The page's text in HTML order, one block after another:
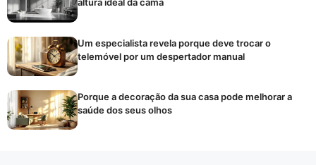
altura ideal da cama
Um especialista revela porque deve trocar o
telemóvel por um despertador manual
Porque a decoração da sua casa pode melhorar a
saúde dos seus olhos